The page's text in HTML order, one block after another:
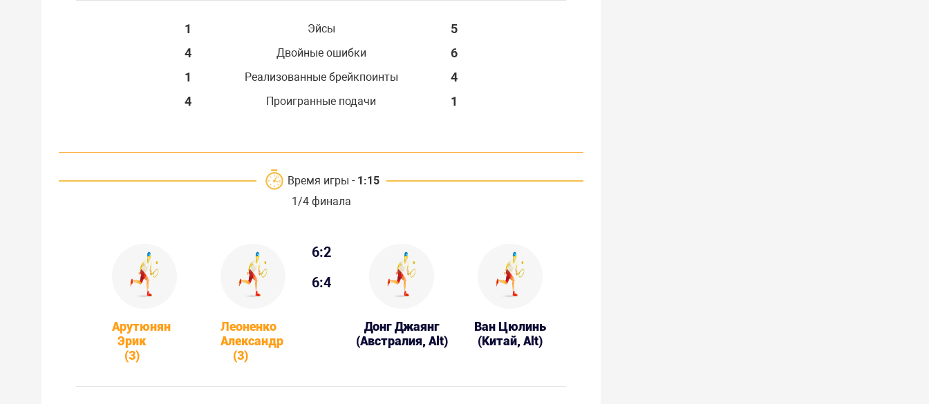
1 Эйсы
5
4
Двойные ошибки
6
1
Реализованные брейкпоинты
4
4
Проигранные подачи 1
Время игры - 1:15
1/4 финала
Арутюнян
Эрик
(3)
Леоненко
Александр
(3)
6:2
6:4
Донг Джаянг
(Австралия, Alt)
Ван Цюлинь
(Китай, Alt)